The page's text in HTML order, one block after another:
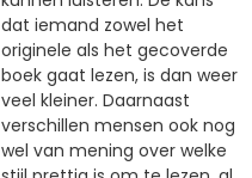
dat iemand zowel het
originele als het gecoverde
boek gaat lezen, is dan weer
veel kleiner. Daarnaast
verschillen mensen ook nog
wel van mening over welke